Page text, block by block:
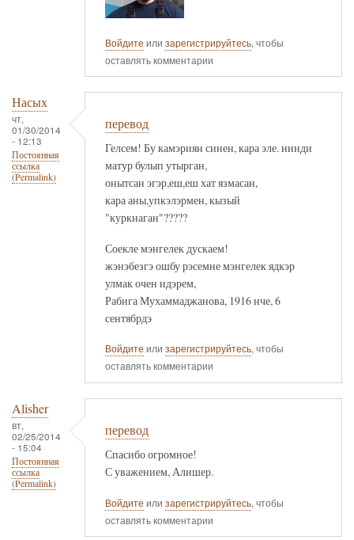
Войдите или зарегистрируйтесь, чтобы
оставлять комментарии
Насых
чт,
01/30/2014
- 12:13
Постоянная
ссылка
(Permalink)
перевод
Гелсем! Бу камэриян синен, кара эле. нинди
матур булып утырган,
онытсан эгэр,еш,еш хат язмасан,
кара аны,упкэлэрмен, кызый
"куркнаган"?????
Соекле мэнгелек дускаем!
жэнэбезгэ ошбу рэсемне мэнгелек ядкэр
улмак очен идэрем,
Рабига Мухаммаджанова, 1916 нче, 6
сентябрдэ
Войдите или зарегистрируйтесь, чтобы
оставлять комментарии
Alisher
вт,
02/25/2014
- 15:04
Постоянная
ссылка
(Permalink)
перевод
Спасибо огромное!
С уважением, Алишер.
Войдите или зарегистрируйтесь, чтобы
оставлять комментарии